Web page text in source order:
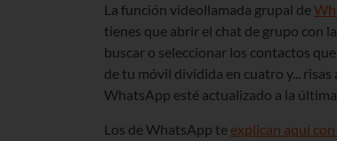
La función videollamada grupal de
tienes que abrir el chat de grupo con
buscar o seleccionar los contactos
de tu móvil dividida en cuatro y...
WhatsApp esté actualizado a la última
Los de WhatsApp te explican aquí